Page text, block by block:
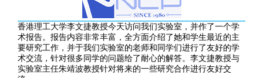
香港理工大学李文捷教授今天访问我们实验室，并作了一个学
术报告。报告内容非常丰富，全方面介绍了她和学生最近的主
要研究工作，并于我们实验室的老师和同学们进行了友好的学
术交流，针对很多同学的问题给了耐心的解答。李文捷教授与
实验室主任朱靖波教授针对将来的一些研究合作进行友好交